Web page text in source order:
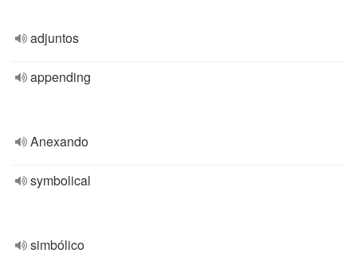
adjuntos
appending
Anexando
symbolical
simbólico